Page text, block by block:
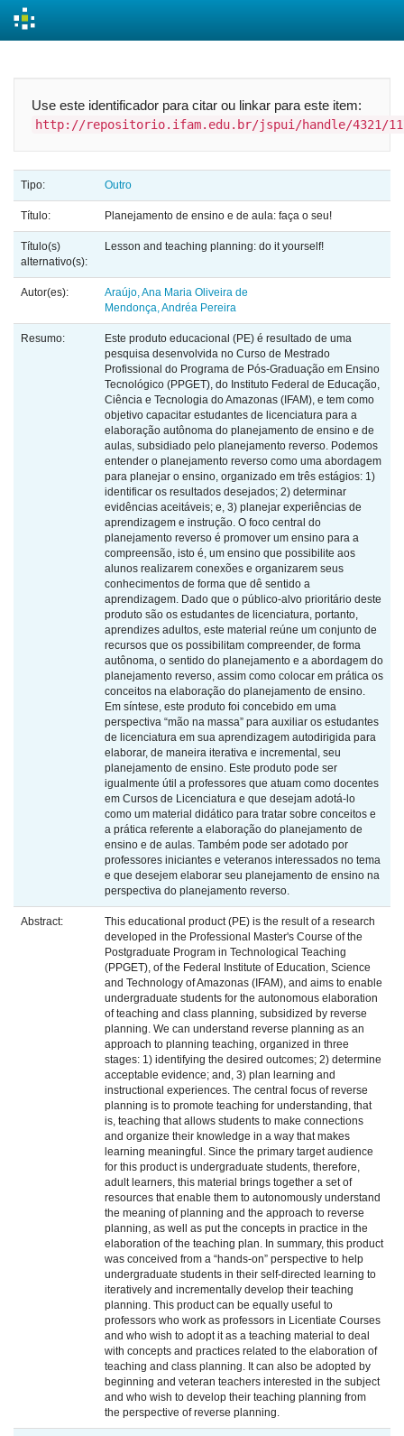
Use este identificador para citar ou linkar para este item:
http://repositorio.ifam.edu.br/jspui/handle/4321/
Tipo: Outro
Título: Planejamento de ensino e de aula: faça o seu!
Título(s)
alternativo(s):
Lesson and teaching planning: do it yourself!
Autor(es):
Araújo, Ana Maria Oliveira de
Mendonça, Andréa Pereira
Resumo:
Este produto educacional (PE) é resultado de uma
pesquisa desenvolvida no Curso de Mestrado
Profissional do Programa de Pós-Graduação em Ensino
Tecnológico (PPGET), do Instituto Federal de Educação,
Ciência e Tecnologia do Amazonas (IFAM), e tem como
objetivo capacitar estudantes de licenciatura para a
elaboração autônoma do planejamento de ensino e de
aulas, subsidiado pelo planejamento reverso. Podemos
entender o planejamento reverso como uma abordagem
para planejar o ensino, organizado em três estágios: 1)
identificar os resultados desejados; 2) determinar
evidências aceitáveis; e, 3) planejar experiências de
aprendizagem e instrução. O foco central do
planejamento reverso é promover um ensino para a
compreensão, isto é, um ensino que possibilite aos
alunos realizarem conexões e organizarem seus
conhecimentos de forma que dê sentido a
aprendizagem. Dado que o público-alvo prioritário deste
produto são os estudantes de licenciatura, portanto,
aprendizes adultos, este material reúne um conjunto de
recursos que os possibilitam compreender, de forma
autônoma, o sentido do planejamento e a abordagem do
planejamento reverso, assim como colocar em prática os
conceitos na elaboração do planejamento de ensino.
Em síntese, este produto foi concebido em uma
perspectiva “mão na massa” para auxiliar os estudantes
de licenciatura em sua aprendizagem autodirigida para
elaborar, de maneira iterativa e incremental, seu
planejamento de ensino. Este produto pode ser
igualmente útil a professores que atuam como docentes
em Cursos de Licenciatura e que desejam adotá-lo
como um material didático para tratar sobre conceitos e
a prática referente a elaboração do planejamento de
ensino e de aulas. Também pode ser adotado por
professores iniciantes e veteranos interessados no tema
e que desejem elaborar seu planejamento de ensino na
perspectiva do planejamento reverso.
Abstract:
This educational product (PE) is the result of a research
developed in the Professional Master's Course of the
Postgraduate Program in Technological Teaching
(PPGET), of the Federal Institute of Education, Science
and Technology of Amazonas (IFAM), and aims to enable
undergraduate students for the autonomous elaboration
of teaching and class planning, subsidized by reverse
planning. We can understand reverse planning as an
approach to planning teaching, organized in three
stages: 1) identifying the desired outcomes; 2) determine
acceptable evidence; and, 3) plan learning and
instructional experiences. The central focus of reverse
planning is to promote teaching for understanding, that
is, teaching that allows students to make connections
and organize their knowledge in a way that makes
learning meaningful. Since the primary target audience
for this product is undergraduate students, therefore,
adult learners, this material brings together a set of
resources that enable them to autonomously understand
the meaning of planning and the approach to reverse
planning, as well as put the concepts in practice in the
elaboration of the teaching plan. In summary, this product
was conceived from a “hands-on” perspective to help
undergraduate students in their self-directed learning to
iteratively and incrementally develop their teaching
planning. This product can be equally useful to
professors who work as professors in Licentiate Courses
and who wish to adopt it as a teaching material to deal
with concepts and practices related to the elaboration of
teaching and class planning. It can also be adopted by
beginning and veteran teachers interested in the subject
and who wish to develop their teaching planning from
the perspective of reverse planning.